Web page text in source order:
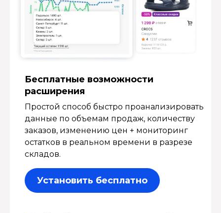
Бесплатные возмож­ности
расширения
Простой способ быстро проанализировать
данные по объемам продаж, количеству
заказов, изменению цен + мониторинг
остатков в реальном времени в разрезе
складов.
Установить бесплатно